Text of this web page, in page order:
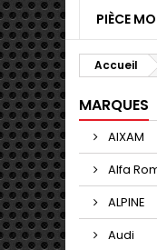
PIÈCE
Accueil
MARQUES
AIXAM
Alfa
ALPINE
Audi